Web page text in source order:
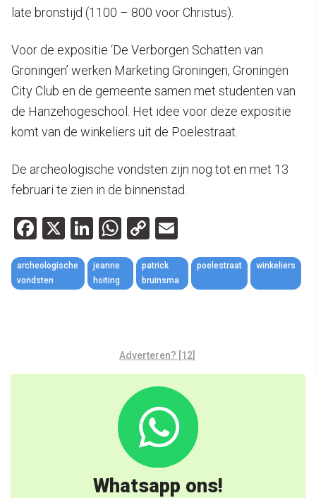
late bronstijd (1100 – 800 voor Christus).
Voor de expositie ‘De Verborgen Schatten van
Groningen’ werken Marketing Groningen, Groningen
City Club en de gemeente samen met studenten van
de Hanzehogeschool. Het idee voor deze expositie
komt van de winkeliers uit de Poelestraat.
De archeologische vondsten zijn nog tot en met 13
februari te zien in de binnenstad.
Facebook
X LinkedIn
WhatsApp
Copy
Link
archeologische
vondsten
jeanne
hoiting
patrick
bruinsma
poelestraat winkeliers
Adverteren? [12]
Whatsapp ons!